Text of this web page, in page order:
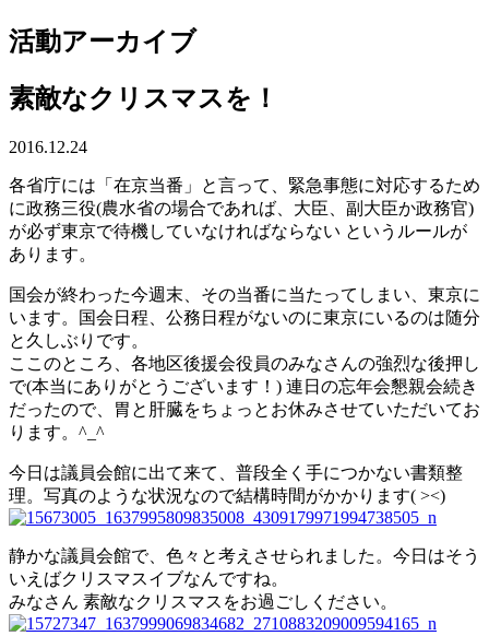
活動アーカイブ
素敵なクリスマスを！
2016.12.24
各省庁には「在京当番」と言って、緊急事態に対応するため
に政務三役(農水省の場合であれば、大臣、副大臣か政務官)
が必ず東京で待機していなければならない というルールが
あります。
国会が終わった今週末、その当番に当たってしまい、東京に
います。国会日程、公務日程がないのに東京にいるのは随分
と久しぶりです。
ここのところ、各地区後援会役員のみなさんの強烈な後押し
で(本当にありがとうございます！) 連日の忘年会懇親会続き
だったので、胃と肝臓をちょっとお休みさせていただいてお
ります。^_^
今日は議員会館に出て来て、普段全く手につかない書類整
理。写真のような状況なので結構時間がかかります( ><)
静かな議員会館で、色々と考えさせられました。今日はそう
いえばクリスマスイブなんですね。
みなさん 素敵なクリスマスをお過ごしください。